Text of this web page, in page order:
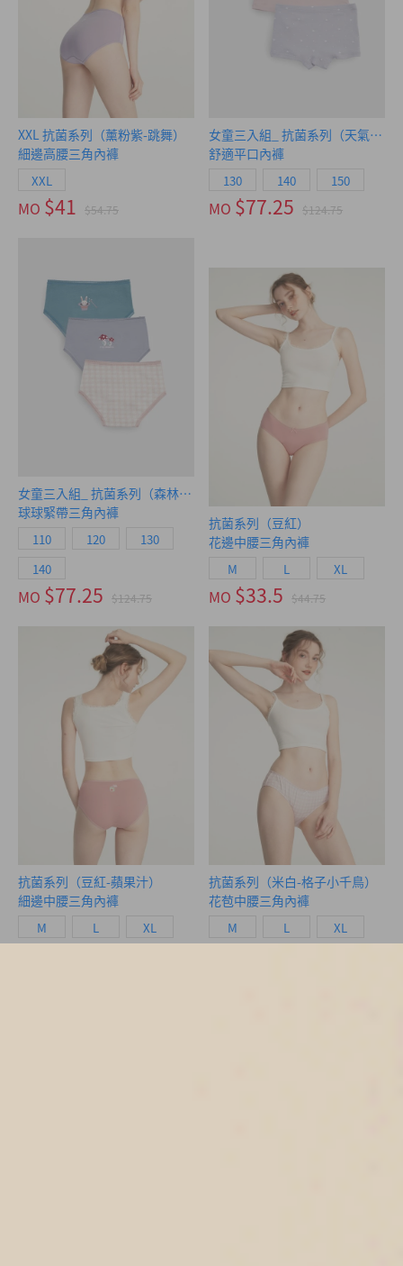
XXL 抗菌系列（薰粉紫-跳舞）
細邊高腰三角內褲
XXL
MO $41 $54.75
女童三入組_ 抗菌系列（天氣心情
舒適平口內褲
130 140 150
MO $77.25 $124.75
女童三入組_ 抗菌系列（森林魔法）
球球緊帶三角內褲
110 120
130
140
MO $77.25 $124.75
抗菌系列（豆紅）
花邊中腰三角內褲
M L XL
MO $33.5 $44.75
抗菌系列（豆紅-蘋果汁）
細邊中腰三角內褲
M L XL
$33.5
抗菌系列（米白-格子小千鳥）
花苞中腰三角內褲
M L XL
$41